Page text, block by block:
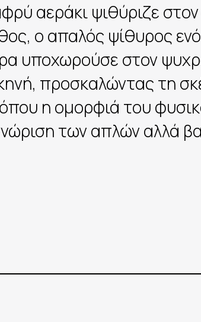
αεράκι ψιθύριζε
ο απαλός ψίθυρος
υποχωρούσε στον
προσκαλώντας τη
η ομορφιά του
των απλών αλλά